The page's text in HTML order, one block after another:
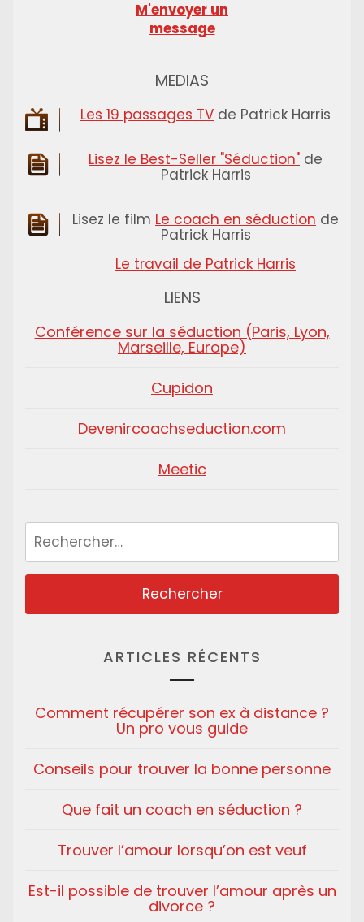
M'envoyer un
message
MEDIAS
Les 19 passages TV de Patrick Harris
Lisez le Best-Seller "Séduction" de
Patrick Harris
Lisez le film Le coach en séduction de
Patrick Harris
Le travail de Patrick Harris
LIENS
Conférence sur la séduction (Paris, Lyon,
Marseille, Europe)
Cupidon
Devenircoachseduction.com
Meetic
Rechercher :
ARTICLES RÉCENTS
Comment récupérer son ex à distance ?
Un pro vous guide
Conseils pour trouver la bonne personne
Que fait un coach en séduction ?
Trouver l’amour lorsqu’on est veuf
Est-il possible de trouver l’amour après un
divorce ?